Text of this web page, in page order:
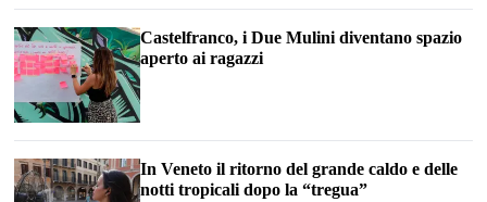
Castelfranco, i Due Mulini diventano spazio
aperto ai ragazzi
In Veneto il ritorno del grande caldo e delle
notti tropicali dopo la “tregua”